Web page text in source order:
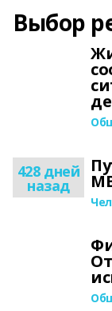
Выбор
428 дней
назад